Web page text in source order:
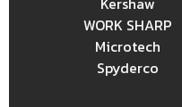
WORK SHARP
Microtech
Spyderco